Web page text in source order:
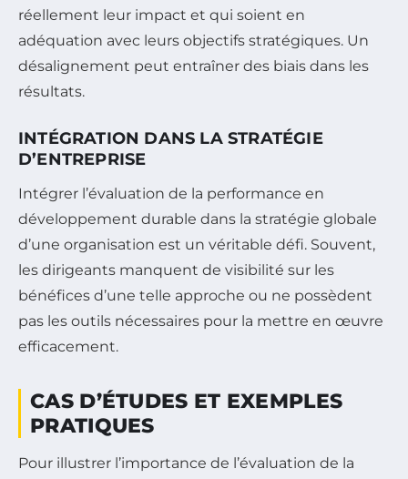
réellement leur impact et qui soient en
adéquation avec leurs objectifs stratégiques. Un
désalignement peut entraîner des biais dans les
résultats.
INTÉGRATION DANS LA STRATÉGIE
D’ENTREPRISE
Intégrer l’évaluation de la performance en
développement durable dans la stratégie globale
d’une organisation est un véritable défi. Souvent,
les dirigeants manquent de visibilité sur les
bénéfices d’une telle approche ou ne possèdent
pas les outils nécessaires pour la mettre en œuvre
efficacement.
CAS D’ÉTUDES ET EXEMPLES
PRATIQUES
Pour illustrer l’importance de l’évaluation de la